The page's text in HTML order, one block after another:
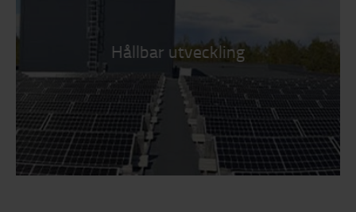
Hållbar utveckling